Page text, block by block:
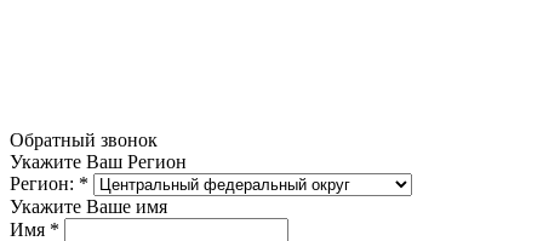
Обратный звонок
Укажите Ваш Регион
Регион: *
Укажите Ваше имя
Имя *